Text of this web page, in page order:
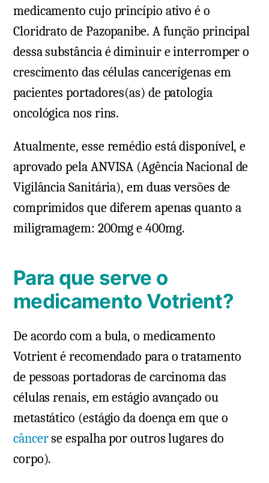
medicamento cujo princípio ativo é o
Cloridrato de Pazopanibe. A função principal
dessa substância é diminuir e interromper o
crescimento das células cancerígenas em
pacientes portadores(as) de patologia
oncológica nos rins.
Atualmente, esse remédio está disponível, e
aprovado pela ANVISA (Agência Nacional de
Vigilância Sanitária), em duas versões de
comprimidos que diferem apenas quanto a
miligramagem: 200mg e 400mg.
Para que serve o
medicamento Votrient?
De acordo com a bula, o medicamento
Votrient é recomendado para o tratamento
de pessoas portadoras de carcinoma das
células renais, em estágio avançado ou
metastático (estágio da doença em que o
câncerse espalha por outros lugares do
corpo).